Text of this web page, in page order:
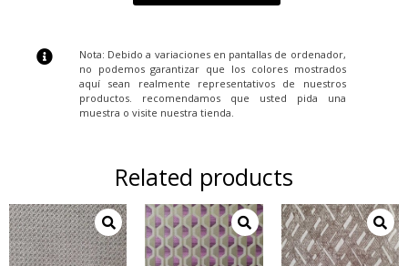
Nota: Debido a variaciones en pantallas de ordenador,
no podemos garantizar que los colores mostrados
aquí sean realmente representativos de nuestros
productos. recomendamos que usted pida una
muestra o visite nuestra tienda.
Related products